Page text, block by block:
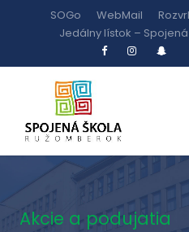
SOGo WebMail
Jedálny lístok –
Akcie a podujatia